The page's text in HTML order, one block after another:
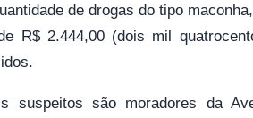
de drogas do tipo
R$ 2.444,00 (dois mil
suspeitos são moradores da